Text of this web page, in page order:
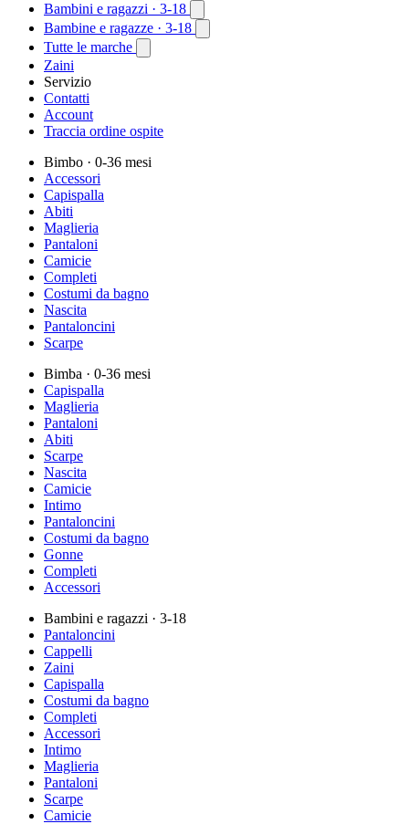
Bambini e ragazzi · 3-18
Bambine e ragazze · 3-18
Tutte le marche
Zaini
Servizio
Contatti
Account
Traccia ordine ospite
Bimbo · 0-36 mesi
Accessori
Capispalla
Abiti
Maglieria
Pantaloni
Camicie
Completi
Costumi da bagno
Nascita
Pantaloncini
Scarpe
Bimba · 0-36 mesi
Capispalla
Maglieria
Pantaloni
Abiti
Scarpe
Nascita
Camicie
Intimo
Pantaloncini
Costumi da bagno
Gonne
Completi
Accessori
Bambini e ragazzi · 3-18
Pantaloncini
Cappelli
Zaini
Capispalla
Costumi da bagno
Completi
Accessori
Intimo
Maglieria
Pantaloni
Scarpe
Camicie